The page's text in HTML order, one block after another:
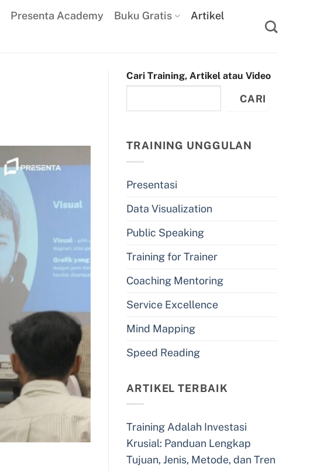
Presenta Academy Buku Gratis
Artikel
Cari Training, Artikel atau Video
CARI
TRAINING UNGGULAN
Presentasi
Data Visualization
Public Speaking
Training for Trainer
Coaching Mentoring
Service Excellence
Mind Mapping
Speed Reading
ARTIKEL TERBAIK
Training Adalah Investasi
Krusial: Panduan Lengkap
Tujuan, Jenis, Metode, dan Tren